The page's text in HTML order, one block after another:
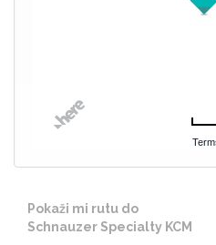
Pokaži mi rutu do
Schnauzer Specialty KCM